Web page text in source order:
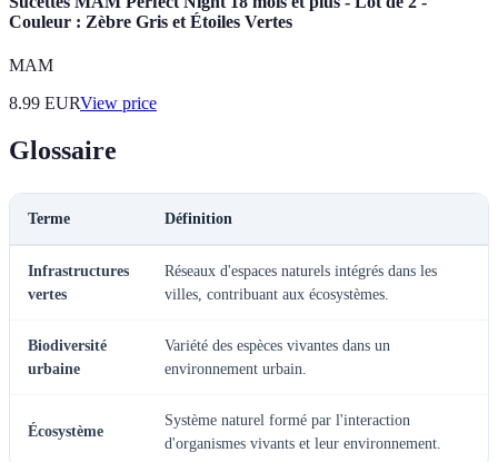
Couleur : Zèbre Gris et Étoiles Vertes
MAM
8.99 EURView price
Glossaire
Terme Définition
Infrastructures
vertes
Réseaux d'espaces naturels intégrés dans les
villes, contribuant aux écosystèmes.
Biodiversité
urbaine
Variété des espèces vivantes dans un
environnement urbain.
Écosystème
Système naturel formé par l'interaction
d'organismes vivants et leur environnement.